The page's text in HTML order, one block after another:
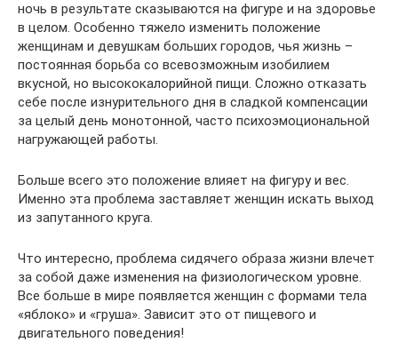
ночь в результате сказываются на фигуре и на здоровье
в целом. Особенно тяжело изменить положение
женщинам и девушкам больших городов, чья жизнь –
постоянная борьба со всевозможным изобилием
вкусной, но высококалорийной пищи. Сложно отказать
себе после изнурительного дня в сладкой компенсации
за целый день монотонной, часто психоэмоциональной
нагружающей работы.
Больше всего это положение влияет на фигуру и вес.
Именно эта проблема заставляет женщин искать выход
из запутанного круга.
Что интересно, проблема сидячего образа жизни влечет
за собой даже изменения на физиологическом уровне.
Все больше в мире появляется женщин с формами тела
«яблоко» и «груша». Зависит это от пищевого и
двигательного поведения!